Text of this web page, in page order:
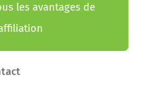
les avantages de